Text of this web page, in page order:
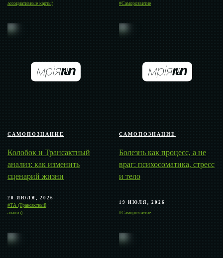
ассоциативные карты)
#Саморозвитие
САМОПОЗНАНИЕ
Колобок и Трансактный
анализ: как изменить
сценарий жизни
20 ИЮЛЯ, 2026
#ТА (Трансактный
анализ)
САМОПОЗНАНИЕ
Болезнь как процесс, а не
враг: психосоматика, стресс
и тело
19 ИЮЛЯ, 2026
#Саморозвитие